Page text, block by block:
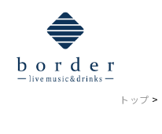
トップ >